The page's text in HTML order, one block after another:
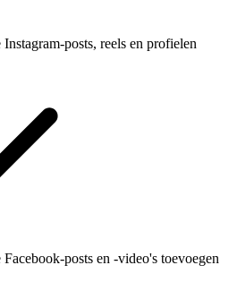
posts, reels en profielen
posts en -video's toevoegen